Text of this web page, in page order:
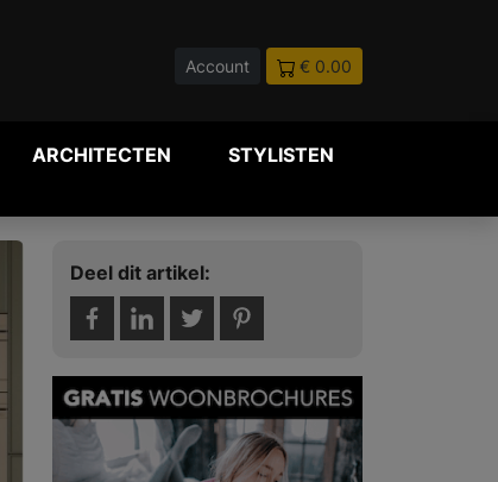
Account € 0.00
ARCHITECTEN STYLISTEN
Deel dit artikel: